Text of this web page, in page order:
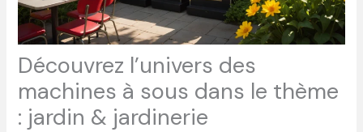
Découvrez l’univers des
machines à sous dans le thème
: jardin & jardinerie